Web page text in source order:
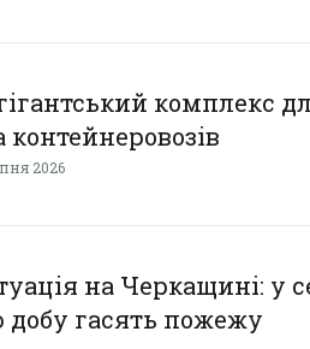
комплекс
контейнеровозів
2026
на Черкащині: у
добу гасять пожежу